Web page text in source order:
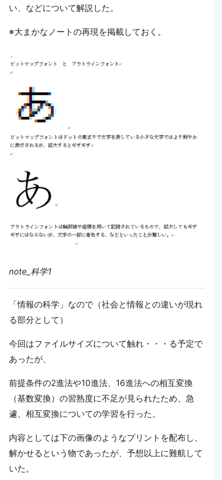
い、などについて解説した。
※大まかなノートの再現を掲載しておく。
note_科学1
「情報の科学」なので（社会と情報との違いが現れ
る部分として）
今回はファイルサイズについて触れ・・・る予定で
あったが、
前提条件の2進法や10進法、16進法への相互変換
（基数変換）の習熟度に不足が見られたため、急
遽、相互変換についての学習を行った。
内容としては下の画像のようなプリントを配布し、
解かせるという物であったが、予想以上に難航して
いた。